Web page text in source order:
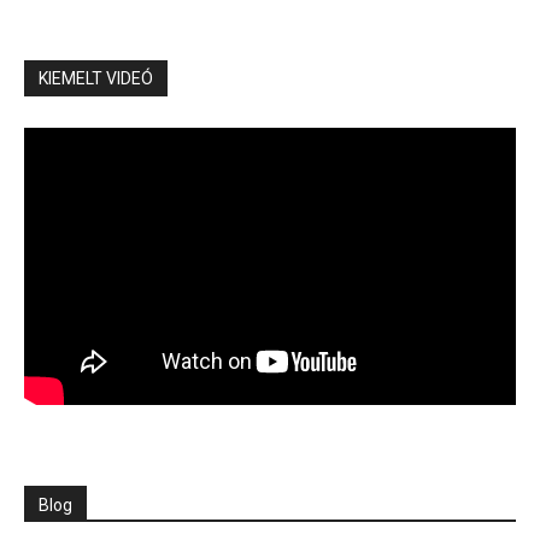
félszigetet.
Trump, amerikai elnök lelkese számolt be az Iránnal
folytatott tárgyalásokon elért eredményről:
megszavazása mellett, amely arra utasítja Trump
elnököt, hogy állítsa le az Irán elleni katonai
KIEMELT VIDEÓ
Blog